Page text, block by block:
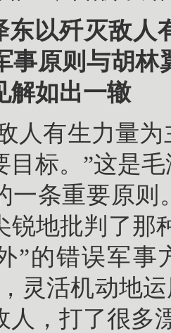
东以歼灭敌人
事原则与胡林
解如出一辙
人有生力量
目标。”这是
一条重要原则
锐地批判了那
”的错误军事
灵活机动地
人，打了很多